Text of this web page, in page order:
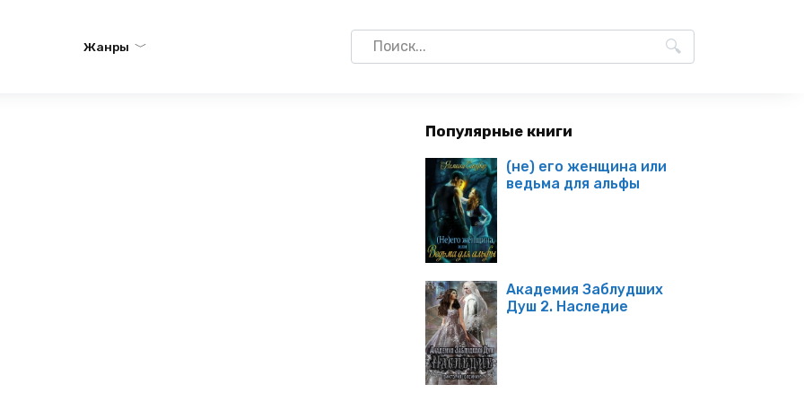
Жанры
Search
for:
Популярные книги
(не) его женщина или
ведьма для альфы
Академия Заблудших
Душ 2. Наследие